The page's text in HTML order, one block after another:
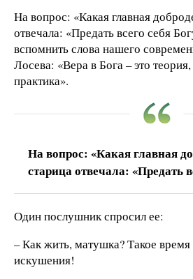
На вопрос: «Какая главная
отвечала: «Предать всего себя
вспомнить слова нашего
Лосева: «Вера в Бога – это
практика».
На вопрос: «Какая главная
старица отвечала: «Предать
Один послушник спросил ее:
– Как жить, матушка? Такое
искушения!